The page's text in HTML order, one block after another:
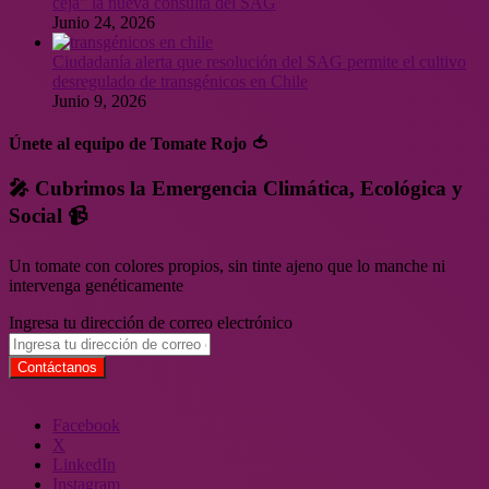
Junio 24, 2026
Ciudadanía alerta que resolución del SAG permite el cultivo
desregulado de transgénicos en Chile
Junio 9, 2026
Únete al equipo de Tomate Rojo 🍅
🎤 Cubrimos la Emergencia Climática, Ecológica y
Social 📹
Un tomate con colores propios, sin tinte ajeno que lo manche ni
intervenga genéticamente
Ingresa tu dirección de correo electrónico
Facebook
X
LinkedIn
Instagram